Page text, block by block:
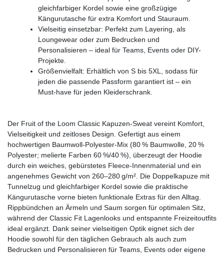
gleichfarbiger Kordel sowie eine großzügige
Kängurutasche für extra Komfort und Stauraum.
Vielseitig einsetzbar: Perfekt zum Layering, als
Loungewear oder zum Bedrucken und
Personalisieren – ideal für Teams, Events oder DIY-
Projekte.
Größenvielfalt: Erhältlich von S bis 5XL, sodass für
jeden die passende Passform garantiert ist – ein
Must-have für jeden Kleiderschrank.
Der Fruit of the Loom Classic Kapuzen-Sweat vereint Komfort,
Vielseitigkeit und zeitloses Design. Gefertigt aus einem
hochwertigen Baumwoll-Polyester-Mix (80 % Baumwolle, 20 %
Polyester; melierte Farben 60 %/40 %), überzeugt der Hoodie
durch ein weiches, gebürstetes Fleece-Innenmaterial und ein
angenehmes Gewicht von 260–280 g/m². Die Doppelkapuze mit
Tunnelzug und gleichfarbiger Kordel sowie die praktische
Kängurutasche vorne bieten funktionale Extras für den Alltag.
Rippbündchen an Ärmeln und Saum sorgen für optimalen Sitz,
während der Classic Fit Lagenlooks und entspannte Freizeitoutfits
ideal ergänzt. Dank seiner vielseitigen Optik eignet sich der
Hoodie sowohl für den täglichen Gebrauch als auch zum
Bedrucken und Personalisieren für Teams, Events oder eigene